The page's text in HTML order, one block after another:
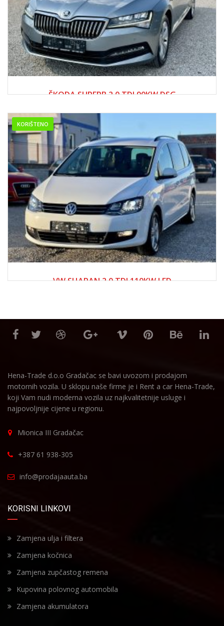
ŠKODA SUPERB 2.0 TDI 90KW DSG
33,500.00 KM
KORIŠTENO
VW SHARAN 2.0 TDI 110KW LED
Hena-Trade d.o.o Gradačac se bavi uvozom i prodajom
motornih vozila. U sklopu naše firme je i Rent a car Hena-Trade,
koji Vam nudi moderna vozila uz najkvalitetnije usluge i
najpovoljnije cijene u regionu.
Mionica III Gradačac
+387 61 938-305
info@prodajaauta.ba
KORISNI LINKOVI
Zamjena ulja i filtera
Zamjena kočnica
Zamjena zupčastog remena
Kupovina polovnog automobila
Zamjena akumulatora